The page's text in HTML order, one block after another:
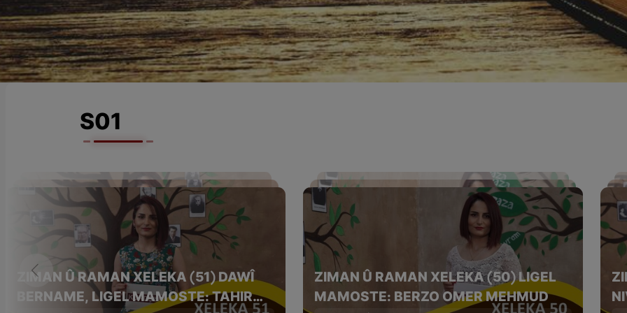
S01
ZIMAN Û RAMAN XELEKA (51) DAWÎ
BERNAME, LIGEL MAMOSTE: TAHIR
ZIMAN Û RAMAN XELEKA (50) LIGEL
MAMOSTE: BERZO OMER MEHMUD